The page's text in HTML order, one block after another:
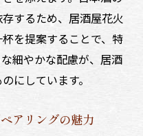
するため、居酒屋花火
を提案することで、特
細やかな配慮が、居酒
にしています。
アリングの魅力